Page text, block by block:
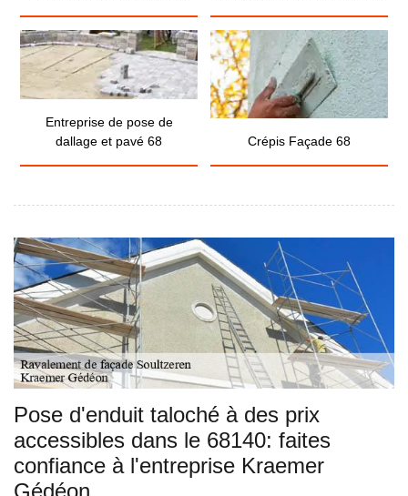
Entreprise de pose de
dallage et pavé 68
Crépis Façade 68
Pose d'enduit taloché à des prix
accessibles dans le 68140: faites
confiance à l'entreprise Kraemer
Gédéon